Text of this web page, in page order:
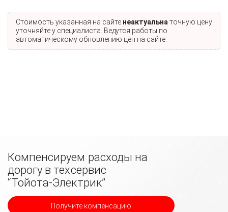
Стоимость указанная на сайте неактуальна точную цену
уточняйте у специалиста. Ведутся работы по
автоматическому обновлению цен на сайте.
Компенсируем расходы на
дорогу в техсервис
“Тойота-Электрик”
Получите компенсацию